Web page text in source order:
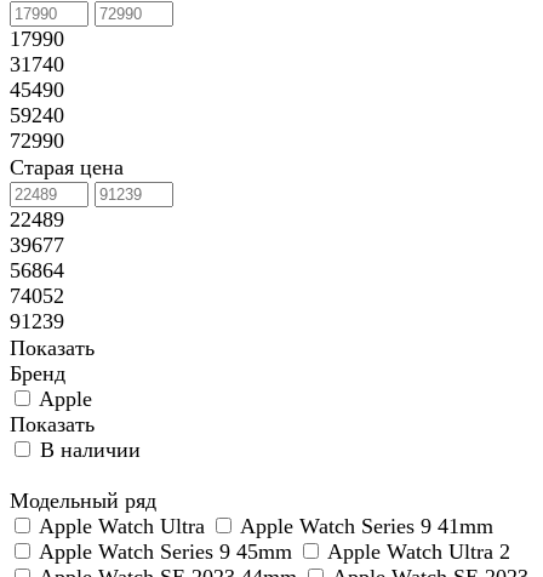
17990
31740
45490
59240
72990
Старая цена
22489
39677
56864
74052
91239
Показать
Бренд
Apple
Показать
В наличии
Модельный ряд
Apple Watch Ultra
Apple Watch Series 9 41mm
Apple Watch Series 9 45mm
Apple Watch Ultra 2